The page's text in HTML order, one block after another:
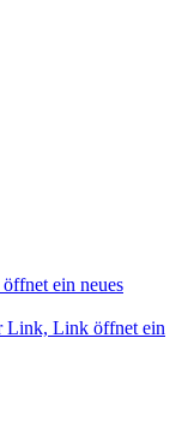
ein neues
Link, Link öffnet ein